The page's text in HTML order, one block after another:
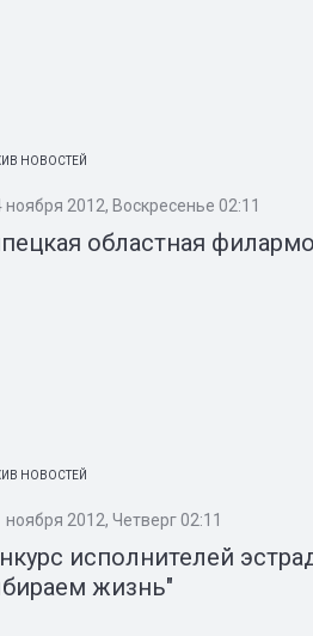
НОВОСТЕЙ
ноября 2012, Воскресенье 02:11
областная
НОВОСТЕЙ
ноября 2012, Четверг 02:11
исполнителей
жизнь"